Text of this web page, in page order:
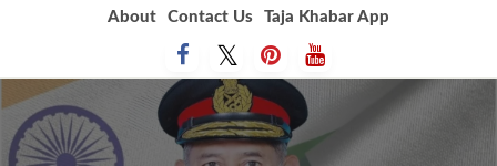
About Contact Us Taja Khabar App